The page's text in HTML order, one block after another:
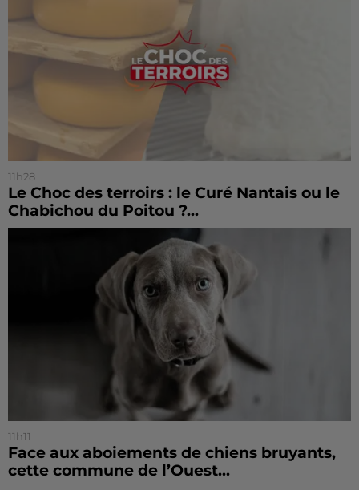
11h28
Le Choc des terroirs : le Curé Nantais ou le
Chabichou du Poitou ?...
11h11
Face aux aboiements de chiens bruyants,
cette commune de l’Ouest...